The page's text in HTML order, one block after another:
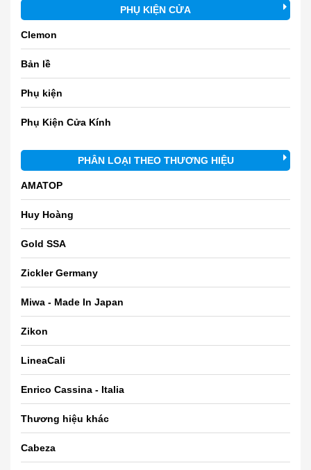
PHỤ KIỆN CỬA
Clemon
Bản lề
Phụ kiện
Phụ Kiện Cửa Kính
PHÂN LOẠI THEO THƯƠNG HIỆU
AMATOP
Huy Hoàng
Gold SSA
Zickler Germany
Miwa - Made In Japan
Zikon
LineaCali
Enrico Cassina - Italia
Thương hiệu khác
Cabeza